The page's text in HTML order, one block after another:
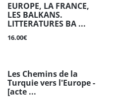
EUROPE, LA FRANCE,
LES BALKANS.
LITTERATURES BA ...
16.00€
Les Chemins de la
Turquie vers l'Europe -
[acte ...